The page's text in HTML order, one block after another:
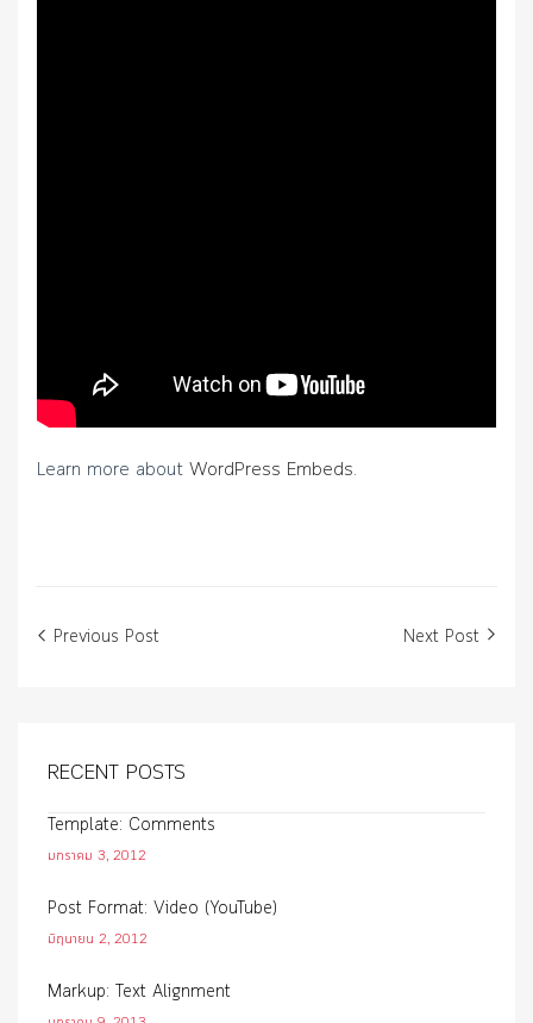
Learn more about WordPress Embeds.
Previous Post Next Post
RECENT POSTS
Template: Comments
มกราคม 3, 2012
Post Format: Video (YouTube)
มิถุนายน 2, 2012
Markup: Text Alignment